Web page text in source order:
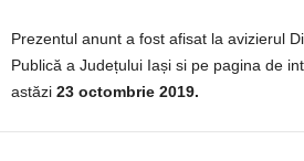
Prezentul anunt a fost afisat la avizierul
Publică a Județului Iași si pe pagina de
astăzi 23 octombrie 2019.